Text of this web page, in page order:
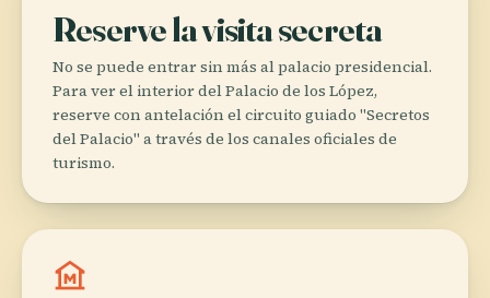
Reserve la visita secreta
No se puede entrar sin más al palacio presidencial.
Para ver el interior del Palacio de los López,
reserve con antelación el circuito guiado "Secretos
del Palacio" a través de los canales oficiales de
turismo.
museum